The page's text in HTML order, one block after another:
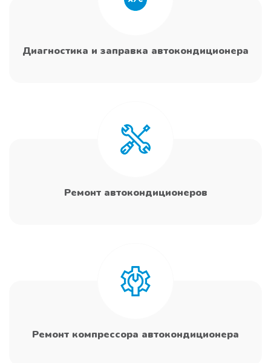
Диагностика и заправка автокондиционера
Ремонт автокондиционеров
Ремонт компрессора автокондиционера